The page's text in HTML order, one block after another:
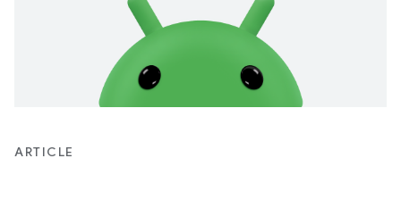
ARTICLE